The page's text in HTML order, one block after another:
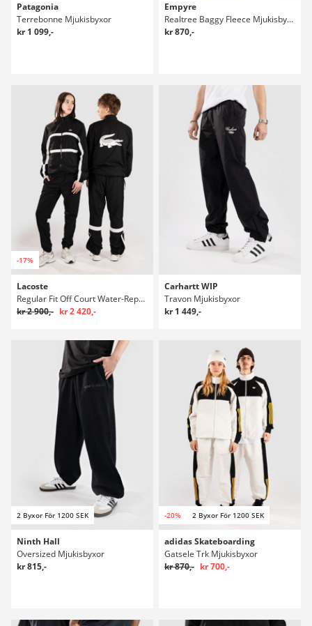
Patagonia
Terrebonne Mjukisbyxor
kr 1 099,-
Empyre
Realtree Baggy Fleece Mjukisbyxor
kr 870,-
-17%
Lacoste
Regular Fit Off Court Water-Repellent Mjukisbyxor
kr 2 900,- kr 2 420,-
Carhartt WIP
Travon Mjukisbyxor
kr 1 449,-
2 Byxor För 1200 SEK
Ninth Hall
Oversized Mjukisbyxor
kr 815,-
-20% 2 Byxor För 1200 SEK
adidas Skateboarding
Gatsele Trk Mjukisbyxor
kr 870,- kr 700,-